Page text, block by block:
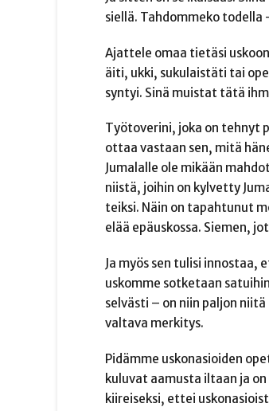
siellä. Tahdommeko todella
Ajattele omaa tietäsi
äiti, ukki, sukulaistäti tai
syntyi. Sinä muistat tätä
Työtoverini, joka on tehnyt
ottaa vastaan sen, mitä
Jumalalle ole mikään
niistä, joihin on kylvetty
teiksi. Näin on tapahtunut
elää epäuskossa. Siemen,
Ja myös sen tulisi
uskomme sotketaan
selvästi – on niin paljon
valtava merkitys.
Pidämme uskonasioiden
kuluvat aamusta iltaan ja
kiireiseksi, ettei